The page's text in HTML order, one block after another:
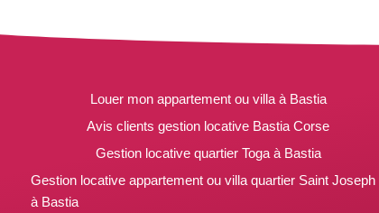
Louer mon appartement ou villa à Bastia
Avis clients gestion locative Bastia Corse
Gestion locative quartier Toga à Bastia
Gestion locative appartement ou villa quartier Saint Joseph
à Bastia